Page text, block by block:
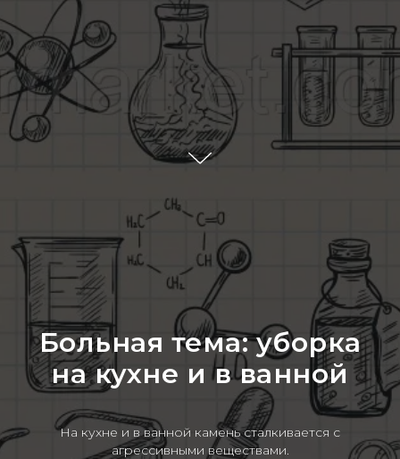
Больная тема: уборка
на кухне и в ванной
На кухне и в ванной камень сталкивается с
агрессивными веществами.